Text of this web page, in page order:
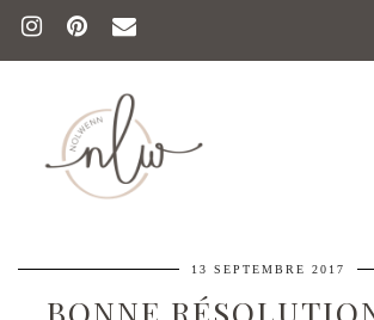
13 SEPTEMBRE 2017
BONNE